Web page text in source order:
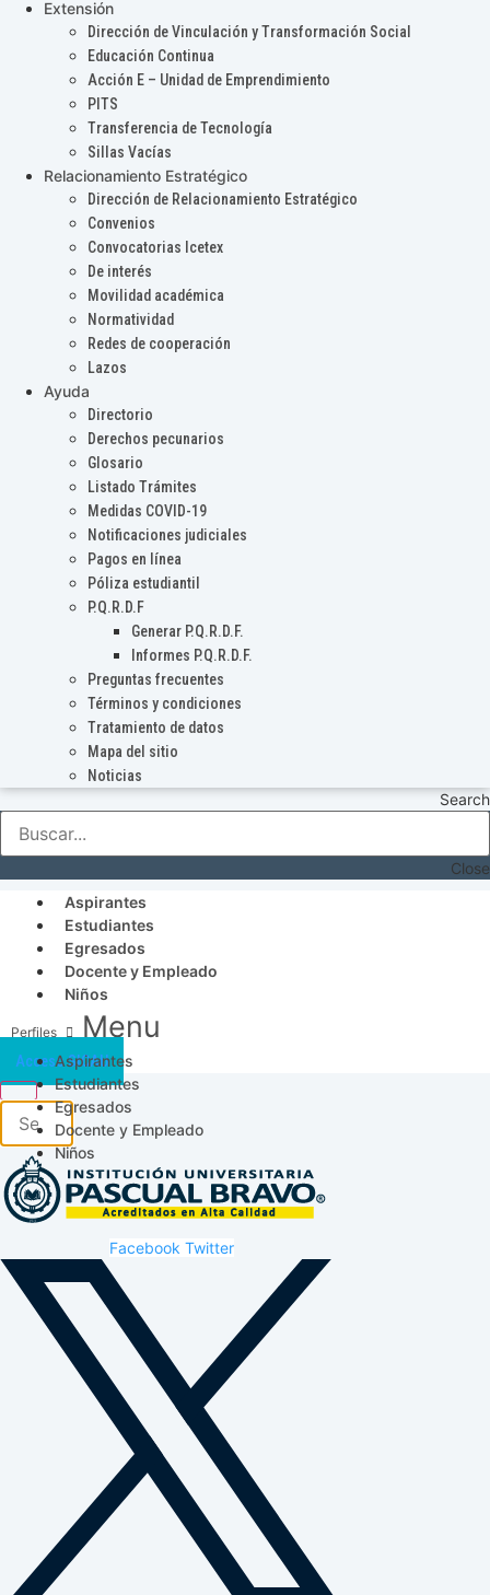
Extensión
Dirección de Vinculación y Transformación Social
Educación Continua
Acción E – Unidad de Emprendimiento
PITS
Transferencia de Tecnología
Sillas Vacías
Relacionamiento Estratégico
Dirección de Relacionamiento Estratégico
Convenios
Convocatorias Icetex
De interés
Movilidad académica
Normatividad
Redes de cooperación
Lazos
Ayuda
Directorio
Derechos pecunarios
Glosario
Listado Trámites
Medidas COVID-19
Notificaciones judiciales
Pagos en línea
Póliza estudiantil
P.Q.R.D.F
Generar P.Q.R.D.F.
Informes P.Q.R.D.F.
Preguntas frecuentes
Términos y condiciones
Tratamiento de datos
Mapa del sitio
Noticias
Search
Close
Aspirantes
Estudiantes
Egresados
Docente y Empleado
Niños
Menu
Aspirantes
Estudiantes
Egresados
Docente y Empleado
Niños
Acceso SICAU
Facebook Twitter